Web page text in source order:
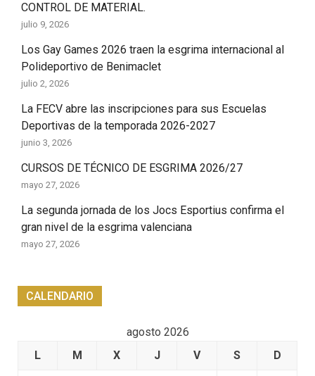
CONTROL DE MATERIAL.
julio 9, 2026
Los Gay Games 2026 traen la esgrima internacional al
Polideportivo de Benimaclet
julio 2, 2026
La FECV abre las inscripciones para sus Escuelas
Deportivas de la temporada 2026-2027
junio 3, 2026
CURSOS DE TÉCNICO DE ESGRIMA 2026/27
mayo 27, 2026
La segunda jornada de los Jocs Esportius confirma el
gran nivel de la esgrima valenciana
mayo 27, 2026
CALENDARIO
agosto 2026
L
M X J V S D